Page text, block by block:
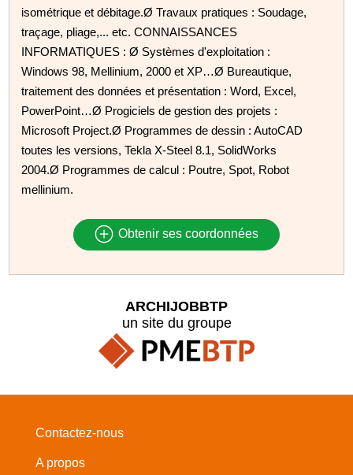
isométrique et débitage.Ø Travaux pratiques : Soudage,
traçage, pliage,... etc. CONNAISSANCES
INFORMATIQUES : Ø Systèmes d'exploitation :
Windows 98, Mellinium, 2000 et XP…Ø Bureautique,
traitement des données et présentation : Word, Excel,
PowerPoint…Ø Progiciels de gestion des projets :
Microsoft Project.Ø Programmes de dessin : AutoCAD
toutes les versions, Tekla X-Steel 8.1, SolidWorks
2004.Ø Programmes de calcul : Poutre, Spot, Robot
mellinium.
Obtenir ses coordonnées
ARCHIJOBBTP
un site du groupe
Contactez-nous
A propos